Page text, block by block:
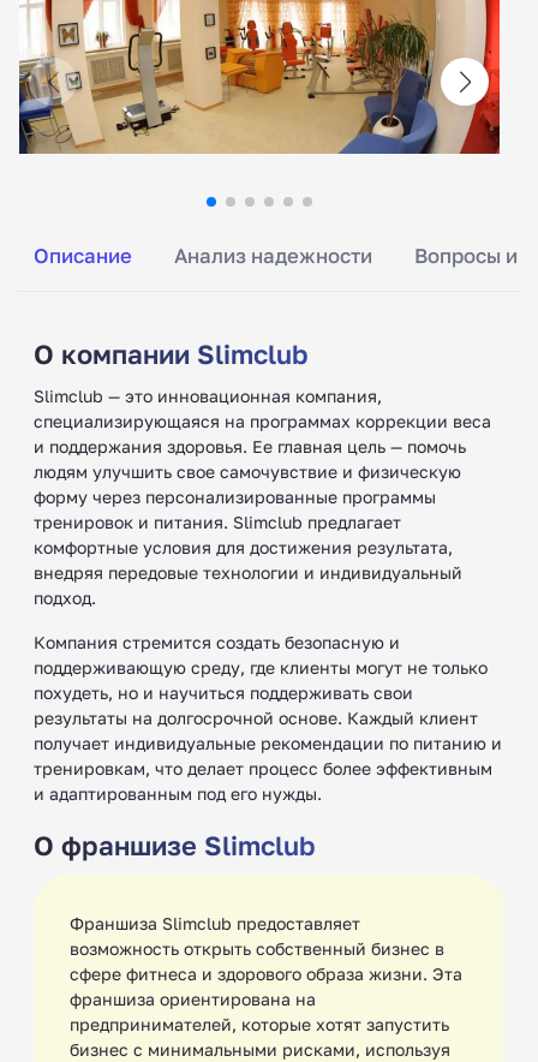
Описание Анализ надежности Вопросы и
О компании Slimclub
Slimclub — это инновационная компания,
специализирующаяся на программах коррекции веса
и поддержания здоровья. Ее главная цель — помочь
людям улучшить свое самочувствие и физическую
форму через персонализированные программы
тренировок и питания. Slimclub предлагает
комфортные условия для достижения результата,
внедряя передовые технологии и индивидуальный
подход.
Компания стремится создать безопасную и
поддерживающую среду, где клиенты могут не только
похудеть, но и научиться поддерживать свои
результаты на долгосрочной основе. Каждый клиент
получает индивидуальные рекомендации по питанию и
тренировкам, что делает процесс более эффективным
и адаптированным под его нужды.
О франшизе Slimclub
Франшиза Slimclub предоставляет
возможность открыть собственный бизнес в
сфере фитнеса и здорового образа жизни. Эта
франшиза ориентирована на
предпринимателей, которые хотят запустить
бизнес с минимальными рисками, используя